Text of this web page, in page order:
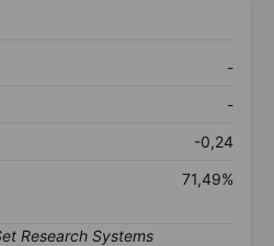
-
-
-0,24
71,49%